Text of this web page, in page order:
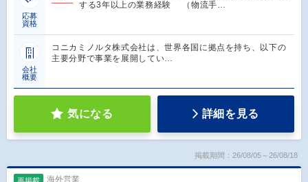
応募
資格
する3年以上の業務経験 （物流手…
会社
概要
コニカミノルタ株式会社は、世界各国に拠点を持ち、以下の
主要分野で事業を展開してい…
気になる 詳細を見る
掲載期間：26/08/05～26/08/18
海外営業